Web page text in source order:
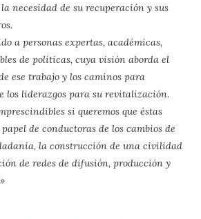
necesidad de su recuperación y sus
a personas expertas, académicas,
de políticas, cuya visión aborda el
ese trabajo y los caminos para
los liderazgos para su revitalización.
si queremos que éstas
de conductoras de los cambios de
la construcción de una civilidad
de redes de difusión, producción y